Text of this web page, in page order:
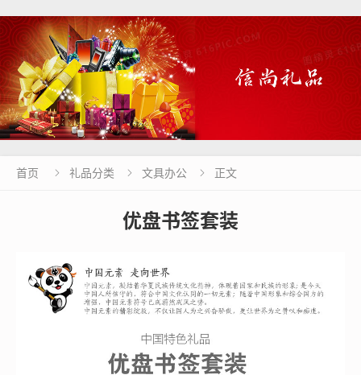
首页  礼品分类  文具办公  正文
优盘书签套装